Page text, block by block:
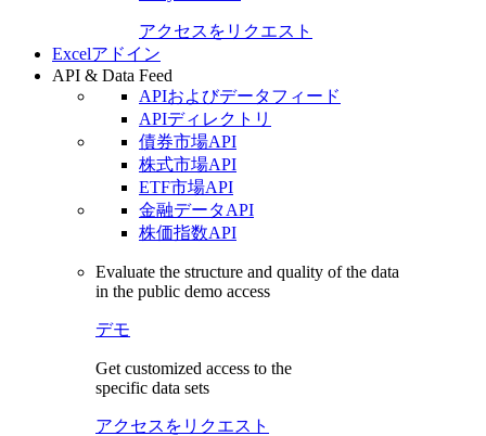
アクセスをリクエスト
Excelアドイン
API & Data Feed
APIおよびデータフィード
APIディレクトリ
債券市場API
株式市場API
ETF市場API
金融データAPI
株価指数API
Evaluate the structure and quality of the data
in the public demo access
デモ
Get customized access to the
specific data sets
アクセスをリクエスト